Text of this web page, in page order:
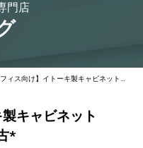
門店
ィス向け】イトーキ製キャビネットシェルフのご紹介です*中古*
キャビネット
*